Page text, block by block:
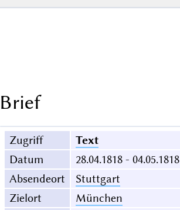
Brief
Zugriff
Text
Datum
28.04.1818 - 04.05.1818
Absendeort
Stuttgart
Zielort
München